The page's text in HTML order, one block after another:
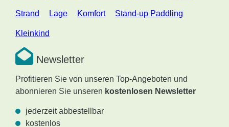
Strand Lage Komfort Stand-up Paddling
Kleinkind
Newsletter
Profitieren Sie von unseren Top-Angeboten und
abonnieren Sie unseren kostenlosen Newsletter
jederzeit abbestellbar
kostenlos